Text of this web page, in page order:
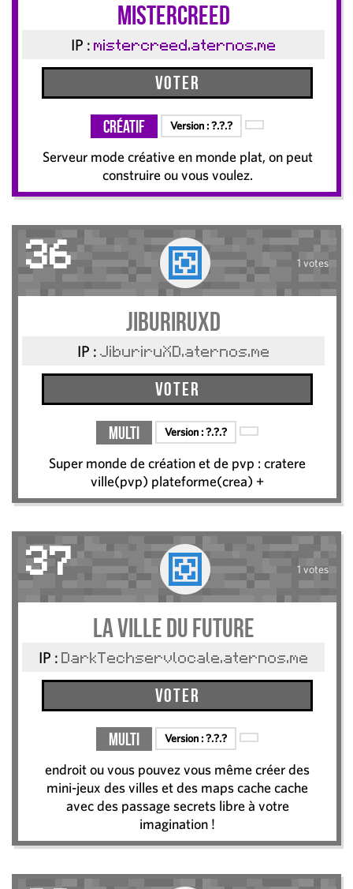
mistercreed
IP : mistercreed.aternos.me
Voter
Créatif Version :?.?.?
Serveur mode créative en monde plat, on peut
construire ou vous voulez.
36 1 votes
JiburiruXD
IP : JiburiruXD.aternos.me
Voter
Multi Version :?.?.?
Super monde de création et de pvp : cratere
ville(pvp) plateforme(crea) +
37 1 votes
La ville du Future
IP : DarkTechservlocale.aternos.me
Voter
Multi Version :?.?.?
endroit ou vous pouvez vous même créer des
mini-jeux des villes et des maps cache cache
avec des passage secrets libre à votre
imagination !